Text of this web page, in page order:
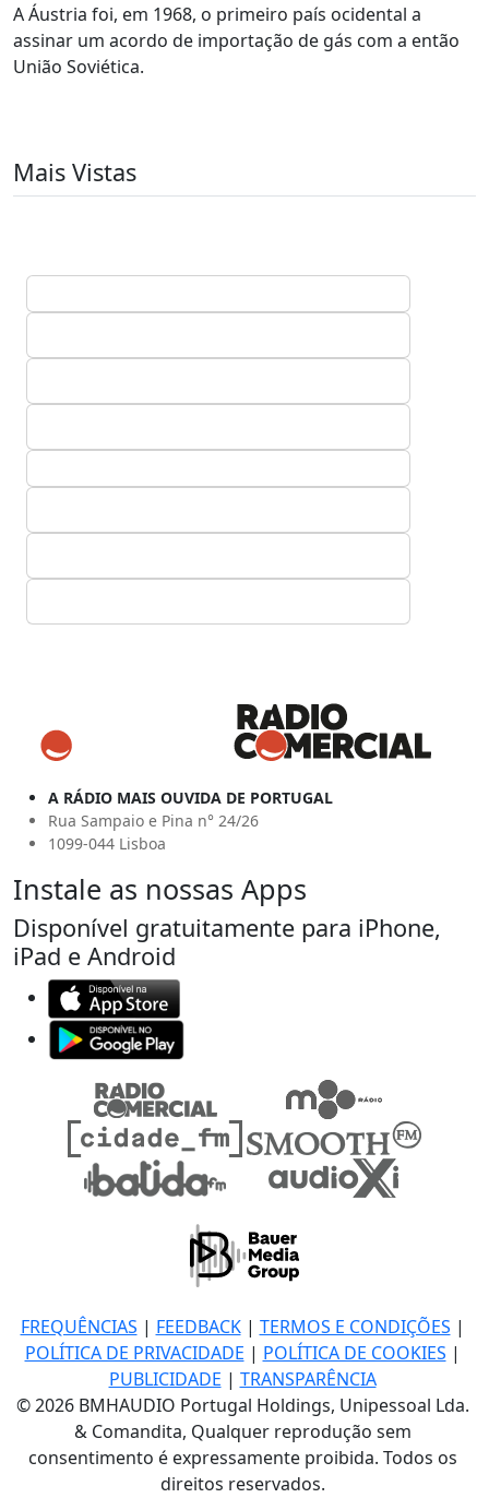
A Áustria foi, em 1968, o primeiro país ocidental a
assinar um acordo de importação de gás com a então
União Soviética.
Mais Vistas
A RÁDIO MAIS OUVIDA DE PORTUGAL
Rua Sampaio e Pina n° 24/26
1099-044 Lisboa
Instale as nossas Apps
Disponível gratuitamente para iPhone,
iPad e Android
FREQUÊNCIAS | FEEDBACK| TERMOS E CONDIÇÕES |
POLÍTICA DE PRIVACIDADE | POLÍTICA DE COOKIES |
PUBLICIDADE | TRANSPARÊNCIA
© 2026 BMHAUDIO Portugal Holdings, Unipessoal Lda.
& Comandita, Qualquer reprodução sem
consentimento é expressamente proibida. Todos os
direitos reservados.